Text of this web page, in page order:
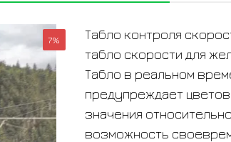
7% Табло контроля
табло скорости для
Табло в реальном
предупреждает
значения
возможность